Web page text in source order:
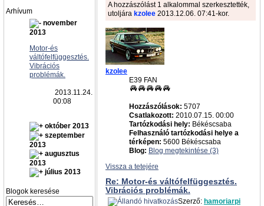
Arhívum
november
2013
Motor-és
váltófelfüggesztés.
Vibrációs
problémák.
2013.11.24.
00:08
október 2013
szeptember
2013
augusztus
2013
július 2013
Blogok keresése
A hozzászólást 1 alkalommal szerkesztették,
utoljára kzolee2013.12.06. 07:41-kor.
kzolee
E39 FAN
Hozzászólások: 5707
Csatlakozott: 2010.07.15. 00:00
Tartózkodási hely: Békéscsaba
Felhasználó tartózkodási helye a
térképen: 5600 Békéscsaba
Blog: Blog megtekintése (3)
Vissza a tetejére
Re: Motor-és váltófelfüggesztés.
Vibrációs problémák.
Szerző: hamoriarpi